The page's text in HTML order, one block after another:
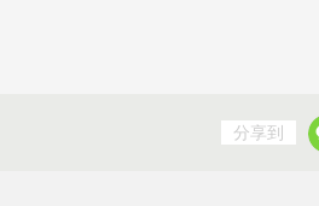
分享到